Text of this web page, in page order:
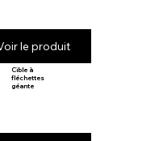
le produit
Cible à
fléchettes
géante